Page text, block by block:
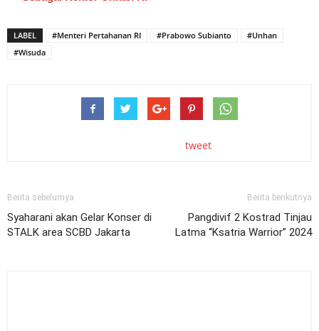
LABEL #Menteri Pertahanan RI #Prabowo Subianto
#Unhan
#Wisuda
tweet
Berita sebelumya
Syaharani akan Gelar Konser di
STALK area SCBD Jakarta
Berita berikutnya
Pangdivif 2 Kostrad Tinjau
Latma “Ksatria Warrior” 2024